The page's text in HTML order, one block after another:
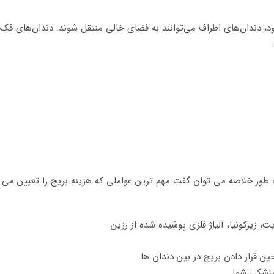
دندان‌های اطراف می‌توانند به فضای خالی منتقل شوند. دندان‌های
خلاصه می توان گفت مهم ترین عواملی که هزینه بریج را تعیین می
زیرکونیا، آلیاژ فلزی پوشیده شده از رزین
قرار دادن بریج در بین دندان ها